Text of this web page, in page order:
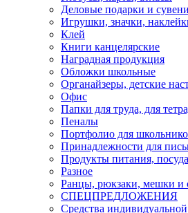
Деловые подарки и
Игрушки, значки,
Клей
Книги канцелярские
Наградная продукция
Обложки школьные
Органайзеры, детские
Офис
Папки для труда, для
Пеналы
Портфолио для
Принадлежности для
Продукты питания,
Разное
Ранцы, рюкзаки, мешки и
СПЕЦПРЕДЛОЖЕНИЯ
Средства